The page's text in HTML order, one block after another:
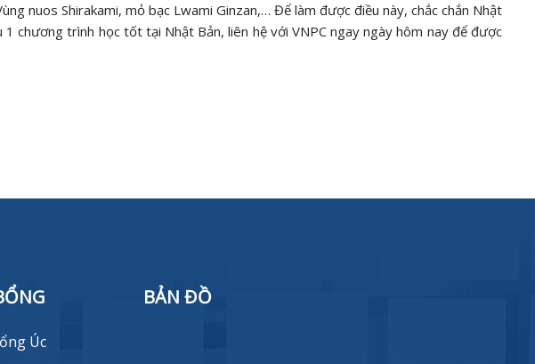
nuos Shirakami, mỏ bạc Lwami Ginzan,… Để làm được điều này, chắc chắn Nhật
chương trình học tốt tại Nhật Bản, liên hệ với VNPC ngay ngày hôm nay để được
Úc
BẢN ĐỒ